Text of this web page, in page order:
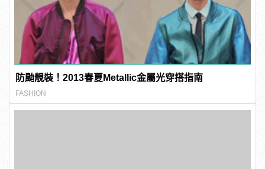
防颱靚裝！2013春夏Metallic金屬光穿搭指南
FASHION